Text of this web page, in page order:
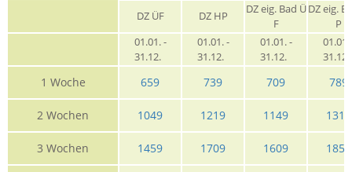
DZ ÜF DZ HP
DZ eig. Bad Ü
F
DZ eig.
P
01.01. -
31.12.
01.01. -
31.12.
01.01. -
31.12.
01.01.
1 Woche 659 739 709 789
2 Wochen 1049 1219 1149 1319
3 Wochen 1459 1709 1609 1859